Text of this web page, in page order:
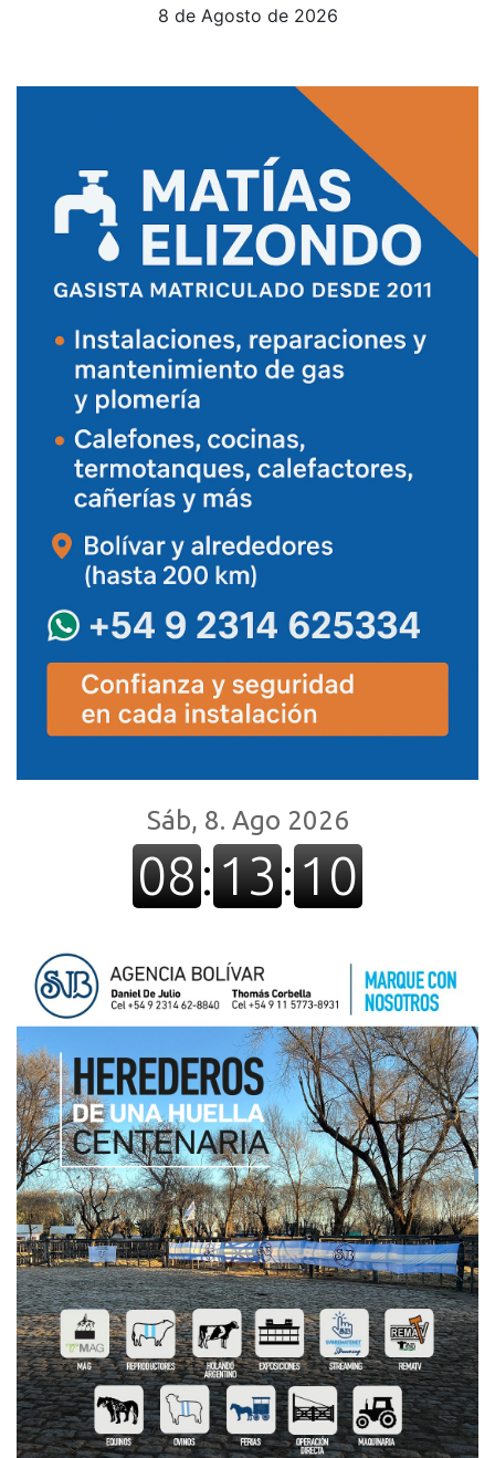
8 de Agosto de 2026